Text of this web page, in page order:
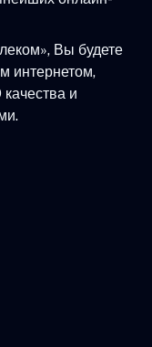
Вы будете
интернетом,
и